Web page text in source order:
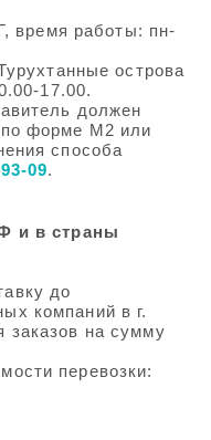
время работы: пн-
острова
17.00.
должен
по форме М2 или
способа
09.
и в страны
до
компаний в г.
заказов на сумму
перевозки: